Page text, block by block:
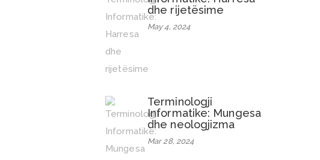
dhe rijetësime
May 4, 2024
Terminologji
Informatike: Mungesa
dhe neologjizma
Mar 28, 2024